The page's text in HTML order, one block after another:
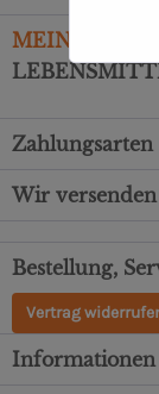
MEIN
Zahlungsarten
Wir
Bestellung,
Vertrag
Informationen